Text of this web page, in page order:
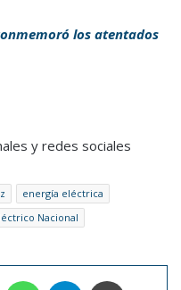
los atentados
y redes sociales
energía eléctrica
Nacional
MessengerWhatsAppTelegram